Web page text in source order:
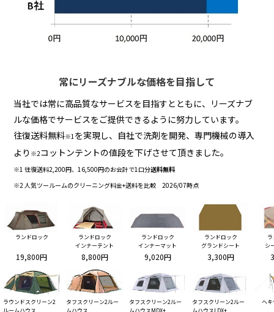
常にリーズナブルな価格を目指して
当社では常に高品質なサービスを目指すとともに、リーズナブ
ルな価格でサービスをご提供できるように努力しています。
往復送料無料※1を実現し、自社で洗剤を開発、専門機械の導入
より ※2コットンテントの値段を下げさせて頂きました。
※1 往復送料2,200円、16,500円のお会計で1口分送料無料
※2 人気ツールームのクリーニング料金+送料を比較 2026/07時点
ランドロック
19,800円
ランドロック
インナーテント
8,800円
ランドロック
インナーマット
9,020円
ランドロック
グランドシート
3,300円
シ
ラウンドスクリーン2
タフスクリーン2ルー
タフスクリーン2ルー
タフスクリーン2ルー
ヘキ